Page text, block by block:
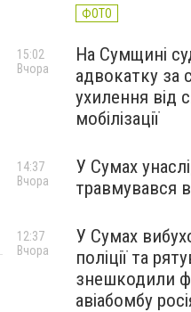
ФОТО
На Сумщині
адвокатку за
ухилення від
мобілізації
15:02
Вчора
У Сумах
травмувався
14:37
Вчора
У Сумах
поліції та
знешкодили
авіабомбу
12:37
Вчора